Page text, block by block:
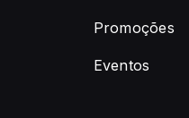
Promoções
Eventos